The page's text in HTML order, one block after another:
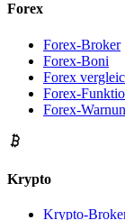
Forex
Forex-Broker
Forex-Boni
Forex
Forex-
Forex-
Krypto
Krypto-